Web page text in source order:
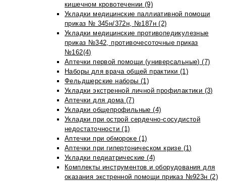
кишечном кровотечении (9)
Укладки медицинские паллиативной помощи
приказ № 345н/372н, №187н (2)
Укладки медицинские противопедикулезные
приказ №342, противочесоточные приказ
№162(4)
Аптечки первой помощи (универсальные) (7)
Наборы для врача общей практики (1)
Фельдшерские наборы (1)
Укладки экстренной личной профилактики (3)
Аптечки для дома (7)
Укладки общепрофильные (4)
Укладки при острой сердечно-сосудистой
недостаточности (1)
Аптечки при обмороке (1)
Аптечки при гипертоническом кризе (1)
Укладки педиатрические (4)
Комплекты инструментов и оборудования для
оказания экстренной помощи приказ №923н (2)